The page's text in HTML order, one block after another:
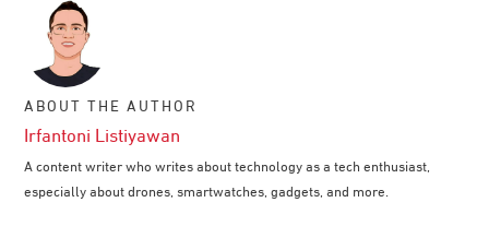
ABOUT THE AUTHOR
Irfantoni Listiyawan
A content writer who writes about technology as a tech enthusiast,
especially about drones, smartwatches, gadgets, and more.